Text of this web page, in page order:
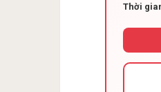
Thời